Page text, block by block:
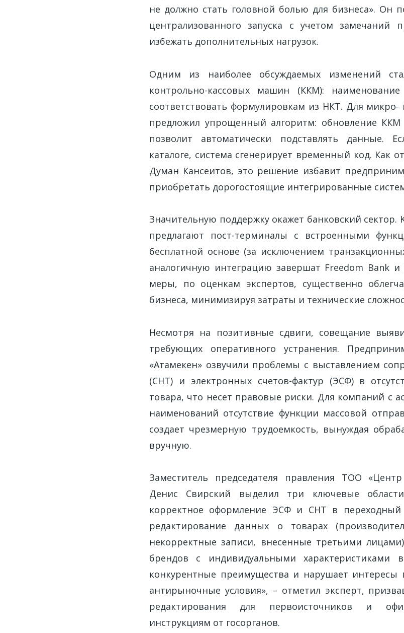
не должно стать головной болью для бизнеса». Он
централизованного запуска с учетом замечаний
избежать дополнительных нагрузок.
Одним из наиболее обсуждаемых изменений
контрольно-кассовых машин (ККМ):
соответствовать формулировкам из НКТ. Для
предложил упрощенный алгоритм: обновление
позволит автоматически подставлять данные.
каталоге, система сгенерирует временный код. Как
Думан Кансеитов, это решение избавит
приобретать дорогостоящие интегрированные
Значительную поддержку окажет банковский сектор.
предлагают пост-терминалы с встроенными
бесплатной основе (за исключением
аналогичную интеграцию завершат Freedom Bank
меры, по оценкам экспертов, существенно
бизнеса, минимизируя затраты и технические
Несмотря на позитивные сдвиги, совещание
требующих оперативного устранения.
«Атамекен» озвучили проблемы с выставлением
(СНТ) и электронных счетов-фактур (ЭСФ) в
товара, что несет правовые риски. Для компаний с
наименований отсутствие функции массовой
создает чрезмерную трудоемкость, вынуждая
вручную.
Заместитель председателя правления ТОО
Денис Свирский выделил три ключевые
корректное оформление ЭСФ и СНТ в переходный
редактирование данных о товарах
некорректные записи, внесенные третьими
брендов с индивидуальными характеристиками
конкурентные преимущества и нарушает интересы
антирыночные условия», – отметил эксперт,
редактирования для первоисточников и
инструкциям от госорганов.